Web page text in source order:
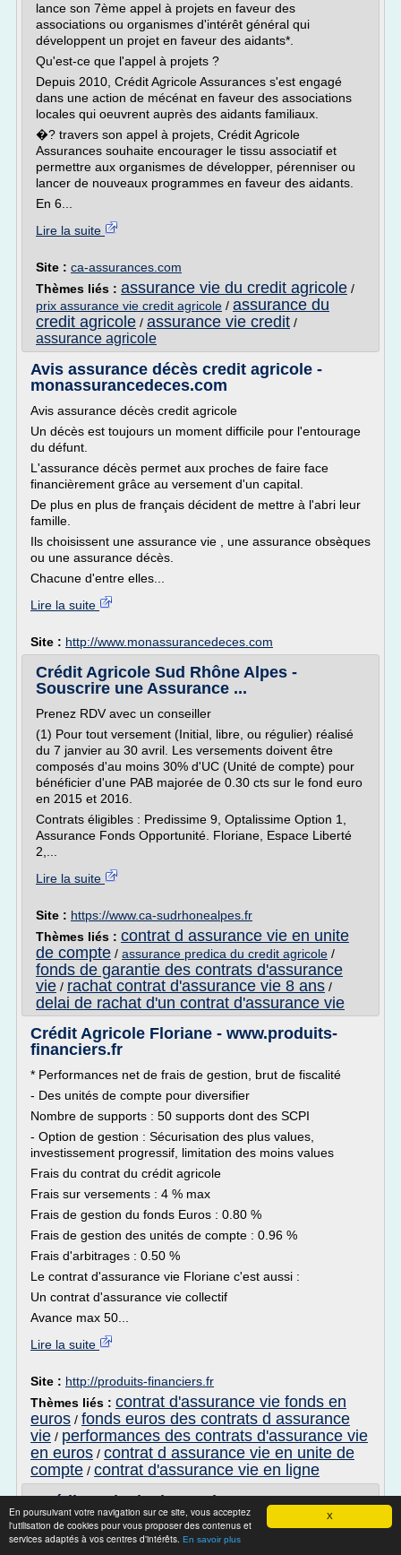
X
En poursuivant votre navigation sur ce site, vous acceptez
l'utilisation de cookies pour vous proposer des contenus et
services adaptés à vos centres d'intérêts. En savoir plus
lance son 7ème appel à projets en faveur des
associations ou organismes d'intérêt général qui
développent un projet en faveur des aidants*.
Qu'est-ce que l'appel à projets ?
Depuis 2010, Crédit Agricole Assurances s'est engagé
dans une action de mécénat en faveur des associations
locales qui oeuvrent auprès des aidants familiaux.
�? travers son appel à projets, Crédit Agricole
Assurances souhaite encourager le tissu associatif et
permettre aux organismes de développer, pérenniser ou
lancer de nouveaux programmes en faveur des aidants.
En 6...
Lire la suite
Site : ca-assurances.com
Thèmes liés : assurance vie du credit agricole /
prix assurance vie credit agricole / assurance du
credit agricole / assurance vie credit /
assurance agricole
Avis assurance décès credit agricole -
monassurancedeces.com
Avis assurance décès credit agricole
Un décès est toujours un moment difficile pour l'entourage
du défunt.
L'assurance décès permet aux proches de faire face
financièrement grâce au versement d'un capital.
De plus en plus de français décident de mettre à l'abri leur
famille.
Ils choisissent une assurance vie , une assurance obsèques
ou une assurance décès.
Chacune d'entre elles...
Lire la suite
Site : http://www.monassurancedeces.com
Crédit Agricole Sud Rhône Alpes -
Souscrire une Assurance ...
Prenez RDV avec un conseiller
(1) Pour tout versement (Initial, libre, ou régulier) réalisé
du 7 janvier au 30 avril. Les versements doivent être
composés d'au moins 30% d'UC (Unité de compte) pour
bénéficier d'une PAB majorée de 0.30 cts sur le fond euro
en 2015 et 2016.
Contrats éligibles : Predissime 9, Optalissime Option 1,
Assurance Fonds Opportunité. Floriane, Espace Liberté
2,...
Lire la suite
Site : https://www.ca-sudrhonealpes.fr
Thèmes liés : contrat d assurance vie en unite
de compte / assurance predica du credit agricole /
fonds de garantie des contrats d'assurance
vie / rachat contrat d'assurance vie 8 ans /
delai de rachat d'un contrat d'assurance vie
Crédit Agricole Floriane - www.produits-
financiers.fr
* Performances net de frais de gestion, brut de fiscalité
- Des unités de compte pour diversifier
Nombre de supports : 50 supports dont des SCPI
- Option de gestion : Sécurisation des plus values,
investissement progressif, limitation des moins values
Frais du contrat du crédit agricole
Frais sur versements : 4 % max
Frais de gestion du fonds Euros : 0.80 %
Frais de gestion des unités de compte : 0.96 %
Frais d'arbitrages : 0.50 %
Le contrat d'assurance vie Floriane c'est aussi :
Un contrat d'assurance vie collectif
Avance max 50...
Lire la suite
Site : http://produits-financiers.fr
Thèmes liés : contrat d'assurance vie fonds en
euros / fonds euros des contrats d assurance
vie / performances des contrats d'assurance vie
en euros / contrat d assurance vie en unite de
compte / contrat d'assurance vie en ligne
Crédit Agricole du Nord Est - Assurance
vie - Epargne ...
Tous les dossiers-conseils